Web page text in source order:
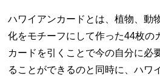
ハワイアンカードとは、植物、動
化をモチーフにして作った44枚の
カードを引くことで今の自分に必
ることができるのと同時に、ハワ